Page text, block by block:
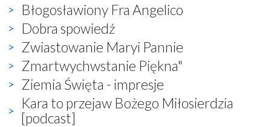
Błogosławiony Fra Angelico
Dobra spowiedź
Zwiastowanie Maryi Pannie
Zmartwychwstanie Piękna"
Ziemia Święta - impresje
Kara to przejaw Bożego Miłosierdzia
[podcast]